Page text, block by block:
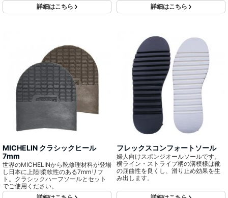
詳細はこちら 詳細はこちら
MICHELIN クラシックヒール
7mm
世界のMICHELINから靴修理材料が登場
し日本に上陸!柔軟性のある7mmリフ
ト。クラシックハーフソールとセット
でご使用ください。
フレックスコンフォートソール
婦人向けスポンジオールソールです。
横ライン・ストライプ柄の溝模様は靴
の屈曲性を良くし、滑り止め効果を生
み出します。